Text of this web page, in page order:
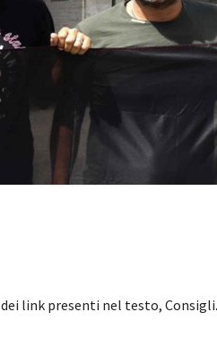
link presenti nel testo,